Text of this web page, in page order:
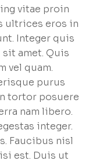
vitae proin
ultrices eros in
Integer quis
amet. Quis
vel quam.
purus
tortor posuere
nam libero.
integer.
Faucibus nisl
est. Duis ut